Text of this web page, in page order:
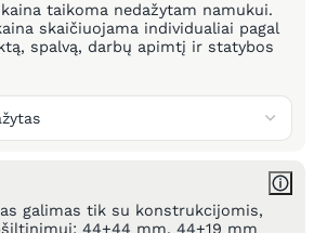
taikoma nedažytam namukui.
skaičiuojama individualiai pagal
spalvą, darbų apimtį ir statybos
galimas tik su konstrukcijomis,
44+44 mm, 44+19 mm